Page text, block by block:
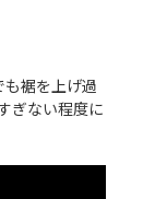
裾を上げ過
ぎない程度に